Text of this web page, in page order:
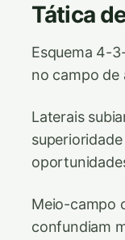
Tática
Esquema 4-
no campo de
Laterais
Meio-campo
confundiam